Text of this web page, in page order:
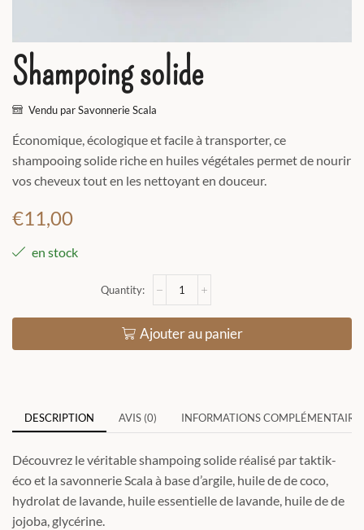
Shampoing solide
Vendu par Savonnerie Scala
Économique, écologique et facile à transporter, ce
shampooing solide riche en huiles végétales permet de nourir
vos cheveux tout en les nettoyant en douceur.
€11,00
en stock
Ajouter au panier
DESCRIPTION AVIS (0) INFORMATIONS
Découvrez le véritable shampoing solide réalisé par taktik-
éco et la savonnerie Scala à base d’argile, huile de de coco,
hydrolat de lavande, huile essentielle de lavande, huile de de
jojoba, glycérine.